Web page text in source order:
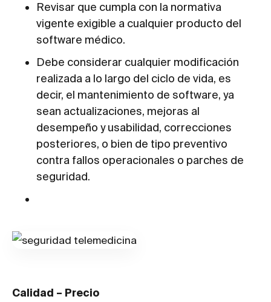
Revisar que cumpla con la normativa
vigente exigible a cualquier producto del
software médico.
Debe considerar cualquier modificación
realizada a lo largo del ciclo de vida, es
decir, el mantenimiento de software, ya
sean actualizaciones, mejoras al
desempeño y usabilidad, correcciones
posteriores, o bien de tipo preventivo
contra fallos operacionales o parches de
seguridad.
Calidad – Precio